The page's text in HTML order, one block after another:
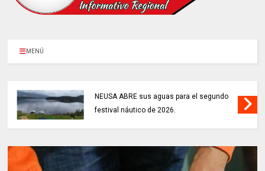
MENÚ
NEUSA ABRE sus aguas para el segundo
festival náutico de 2026.